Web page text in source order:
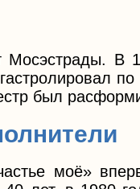
В
был
моё»